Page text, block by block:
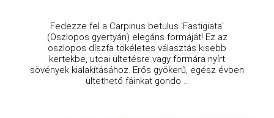
Fedezze fel a Carpinus betulus 'Fastigiata'
(Oszlopos gyertyán) elegáns formáját! Ez az
oszlopos díszfa tökéletes választás kisebb
kertekbe, utcai ültetésre vagy formára nyírt
sövények kialakításához. Erős gyökerű, egész évben
ültethető fáinkat gondo ...